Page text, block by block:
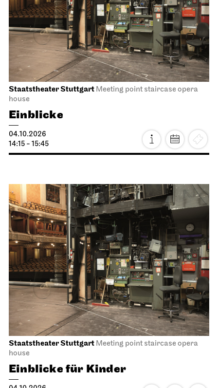
Staatstheater Stuttgart Meeting point staircase opera
house
Einblicke
04.10.2026
14:15 - 15:45
Staatstheater Stuttgart Meeting point staircase opera
house
Einblicke für Kinder